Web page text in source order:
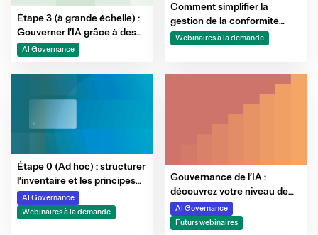
Étape 3 (à grande échelle) :
Gouverner l’IA grâce à des
garde-fous, à la surveillance
et à l’automatisation des
preuves
AI Governance
Comment simplifier la
gestion de la conformité
entre les équipes grâce à
Webinaires à la demande
Étape 0 (Ad hoc) : structurer
l’inventaire et les principes
clés de gouvernance de l'IA
AI Governance
Webinaires à la demande
Gouvernance de l’IA :
découvrez votre niveau de
maturité
AI Governance
Futurs webinaires